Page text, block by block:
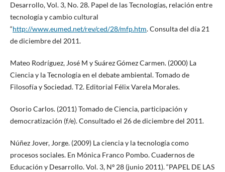
Desarrollo, Vol. 3, No. 28. Papel de las Tecnologías, relación entre
tecnología y cambio cultural
“http://www.eumed.net/rev/ced/28/mfp.htm. Consulta del día 21
de diciembre del 2011.
Mateo Rodríguez, José M y Suárez Gómez Carmen. (2000) La
Ciencia y la Tecnología en el debate ambiental. Tomado de
Filosofía y Sociedad. T2. Editorial Félix Varela Morales.
Osorio Carlos. (2011) Tomado de Ciencia, participación y
democratización (f/e). Consultado el 26 de diciembre del 2011.
Núñez Jover, Jorge. (2009) La ciencia y la tecnología como
procesos sociales. En Mónica Franco Pombo. Cuadernos de
Educación y Desarrollo. Vol. 3, Nº 28 (junio 2011). “PAPEL DE LAS